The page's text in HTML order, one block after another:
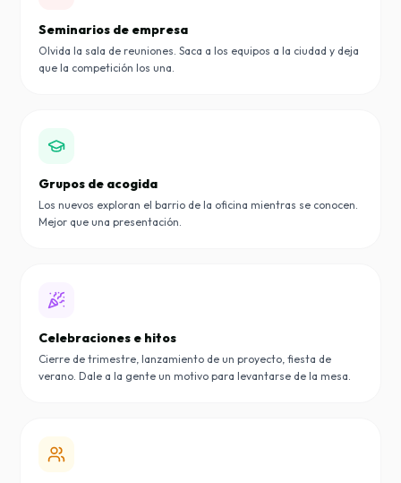
Seminarios de empresa
Olvida la sala de reuniones. Saca a los equipos a la ciudad y deja
que la competición los una.
Grupos de acogida
Los nuevos exploran el barrio de la oficina mientras se conocen.
Mejor que una presentación.
Celebraciones e hitos
Cierre de trimestre, lanzamiento de un proyecto, fiesta de
verano. Dale a la gente un motivo para levantarse de la mesa.